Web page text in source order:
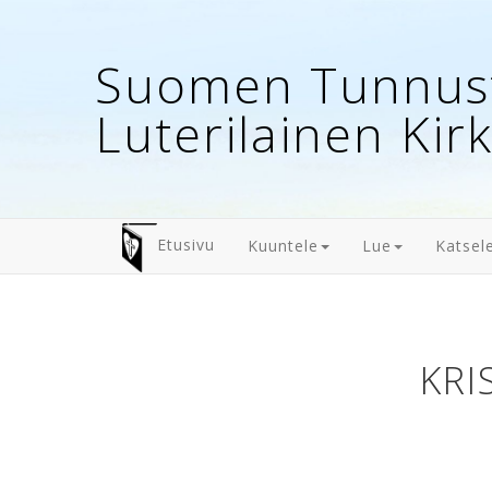
Suomen
Luterilainen
Etusivu Kuuntele Lue Katsele